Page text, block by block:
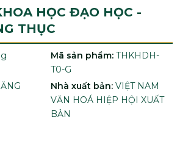
HỌC ĐẠO HỌC -
THỤC
Mã sản phẩm: THKHDH-
T0-G
Nhà xuất bản: VIỆT NAM
VĂN HOÁ HIỆP HỘI XUẤT
BẢN